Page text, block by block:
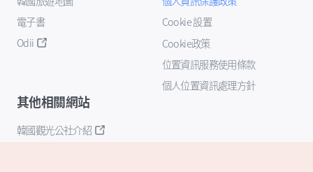
電子書
Odii
Cookie 設置
Cookie政策
位置資訊服務使用條款
個人位置資訊處理方針
其他相關網站
韓國觀光公社介紹